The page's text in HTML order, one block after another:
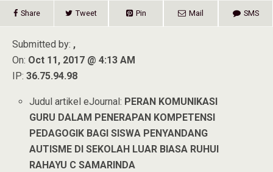
Share Tweet Pin Mail SMS
Submitted by: ,
On: Oct 11, 2017 @ 4:13 AM
IP: 36.75.94.98
Judul artikel eJournal: PERAN KOMUNIKASI
GURU DALAM PENERAPAN KOMPETENSI
PEDAGOGIK BAGI SISWA PENYANDANG
AUTISME DI SEKOLAH LUAR BIASA RUHUI
RAHAYU C SAMARINDA